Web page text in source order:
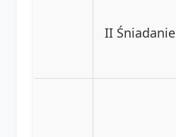
II Śniadanie